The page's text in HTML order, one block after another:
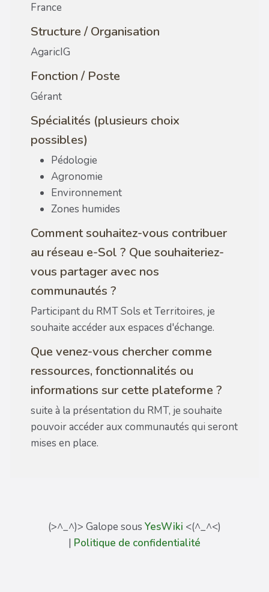
France
Structure / Organisation
AgaricIG
Fonction / Poste
Gérant
Spécialités (plusieurs choix
possibles)
Pédologie
Agronomie
Environnement
Zones humides
Comment souhaitez-vous contribuer
au réseau e-Sol ? Que souhaiteriez-
vous partager avec nos
communautés ?
Participant du RMT Sols et Territoires, je
souhaite accéder aux espaces d'échange.
Que venez-vous chercher comme
ressources, fonctionnalités ou
informations sur cette plateforme ?
suite à la présentation du RMT, je souhaite
pouvoir accéder aux communautés qui seront
mises en place.
(>^_^)> Galope sous YesWiki <(^_^<)
| Politique de confidentialité